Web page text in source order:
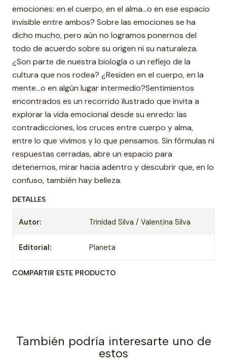
emociones: en el cuerpo, en el alma…o en ese espacio
invisible entre ambos? Sobre las emociones se ha
dicho mucho, pero aún no logramos ponernos del
todo de acuerdo sobre su origen ni su naturaleza.
¿Son parte de nuestra biología o un reflejo de la
cultura que nos rodea? ¿Residen en el cuerpo, en la
mente…o en algún lugar intermedio?Sentimientos
encontrados es un recorrido ilustrado que invita a
explorar la vida emocional desde su enredo: las
contradicciones, los cruces entre cuerpo y alma,
entre lo que vivimos y lo que pensamos. Sin fórmulas ni
respuestas cerradas, abre un espacio para
detenernos, mirar hacia adentro y descubrir que, en lo
confuso, también hay belleza.
DETALLES
Autor: Trinidad Silva / Valentina Silva
Editorial: Planeta
COMPARTIR ESTE PRODUCTO
También podría interesarte uno de
estos